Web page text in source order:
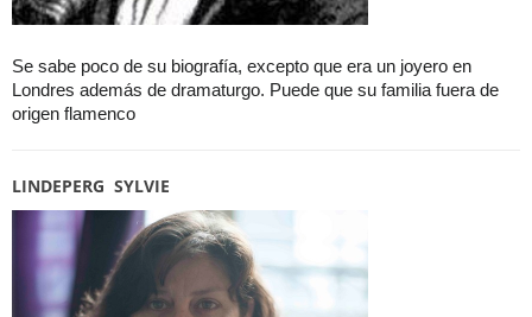
Se sabe poco de su biografía, excepto que era un joyero en
Londres además de dramaturgo. Puede que su familia fuera de
origen flamenco
LINDEPERG SYLVIE